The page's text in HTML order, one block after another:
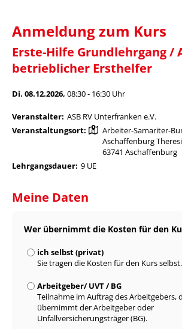
Anmeldung zum Kurs
Erste-Hilfe Grundlehrgang /
betrieblicher Ersthelfer
Di. 08.12.2026, 08:30 - 16:30 Uhr
Veranstalter: ASB RV Unterfranken e.V.
Veranstaltungsort:
Arbeiter-Samariter-
Aschaffenburg
63741 Aschaffenburg
Lehrgangsdauer: 9 UE
Meine Daten
Wer übernimmt die Kosten für den
ich selbst (privat)
Sie tragen die Kosten für den Kurs selbst.
Arbeitgeber/ UVT / BG
Teilnahme im Auftrag des Arbeitgebers,
übernimmt der Arbeitgeber oder
Unfallversicherungsträger (BG).